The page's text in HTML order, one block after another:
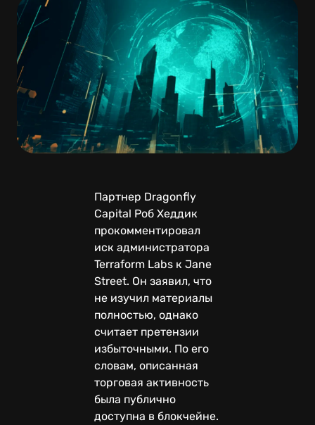
Партнер Dragonfly
Capital Роб Хеддик
прокомментировал
иск администратора
Terraform Labs к Jane
Street. Он заявил, что
не изучил материалы
полностью, однако
считает претензии
избыточными. По его
словам, описанная
торговая активность
была публично
доступна в блокчейне.